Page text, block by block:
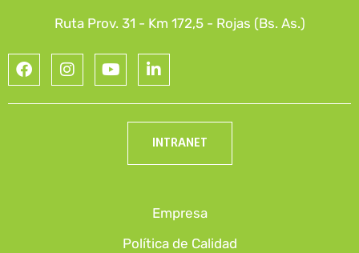
Ruta Prov. 31 - Km 172,5 - Rojas (Bs. As.)
INTRANET
Empresa
Política de Calidad